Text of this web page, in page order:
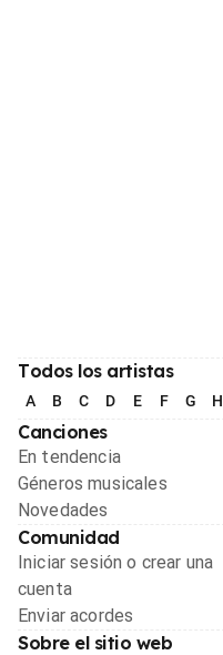
Todos los artistas
A B C D E F G H
Canciones
En tendencia
Géneros musicales
Novedades
Comunidad
Iniciar sesión o crear una
cuenta
Enviar acordes
Sobre el sitio web